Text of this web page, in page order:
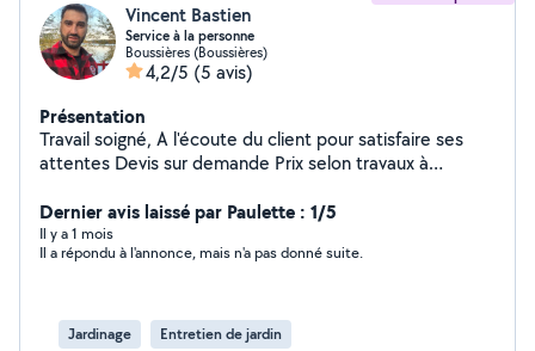
Vincent Bastien
Service à la personne
Boussières (Boussières)
4,2/5 (5 avis)
Présentation
Travail soigné, A l'écoute du client pour satisfaire ses
attentes Devis sur demande Prix selon travaux à
CESU. Maçonnerie paysagère.  Entretient des espaces
verts.  Rénovation et création de murs en pierres. 
Dernier avis laissé par Paulette : 1/5
Il y a 1 mois
Il a répondu à l'annonce, mais n'a pas donné suite.
Jardinage Entretien de jardin